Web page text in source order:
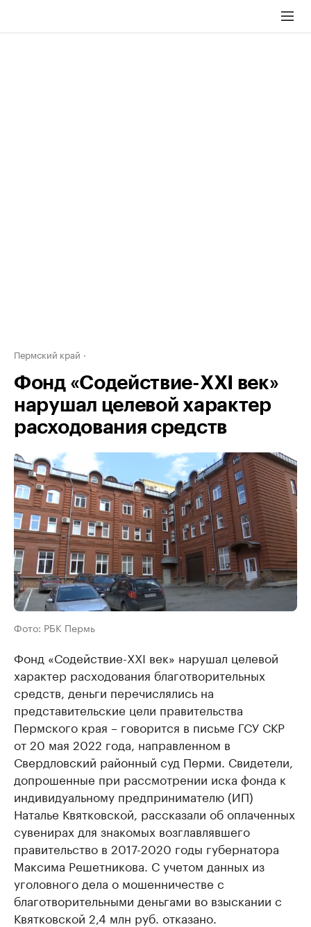
Пермский край
Фонд «Содействие-XXI век»
нарушал целевой характер
расходования средств
Фото: РБК Пермь
Фонд «Содействие-XXI век» нарушал целевой
характер расходования благотворительных
средств, деньги перечислялись на
представительские цели правительства
Пермского края – говорится в письме ГСУ СКР
от 20 мая 2022 года, направленном в
Свердловский районный суд Перми. Свидетели,
допрошенные при рассмотрении иска фонда к
индивидуальному предпринимателю (ИП)
Наталье Квятковской, рассказали об оплаченных
сувенирах для знакомых возглавлявшего
правительство в 2017-2020 годы губернатора
Максима Решетникова. С учетом данных из
уголовного дела о мошенничестве с
благотворительными деньгами во взыскании с
Квятковской 2,4 млн руб. отказано.